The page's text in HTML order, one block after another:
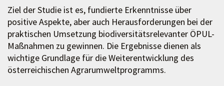
Ziel der Studie ist es, fundierte Erkenntnisse über
positive Aspekte, aber auch Herausforderungen bei der
praktischen Umsetzung biodiversitätsrelevanter ÖPUL-
Maßnahmen zu gewinnen. Die Ergebnisse dienen als
wichtige Grundlage für die Weiterentwicklung des
österreichischen Agrarumweltprogramms.